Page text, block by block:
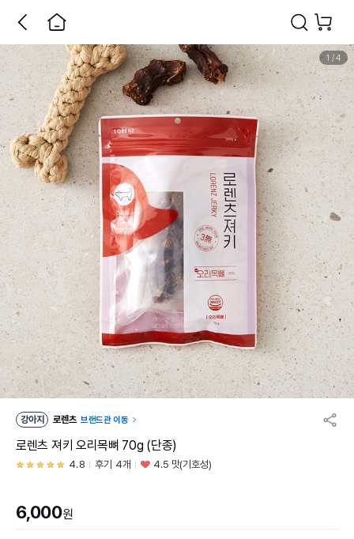
1 /4
강아지 로렌츠 브랜드관 이동
로렌츠 져키 오리목뼈 70g (단종)
4.8 후기 4개 4.5 맛(기호성)
6,000원